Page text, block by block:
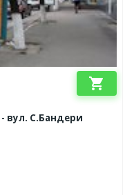
shopping_cart
вул. С.Бандери